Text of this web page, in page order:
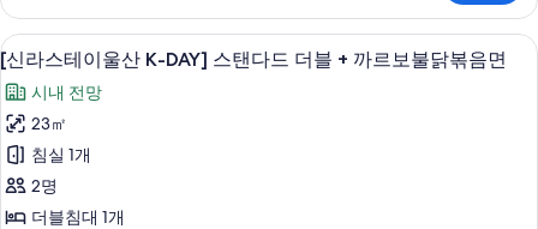
히
보
기
[신
라
스
테
이
울
고급 침구, 객실 내 금고, 암막 커튼, 방
6
[신라스테이울산 K-DAY] 스탠다드 더블 + 까르보불닭볶음면
시내 전망
23㎡
침실 1개
2명
더블침대 1개